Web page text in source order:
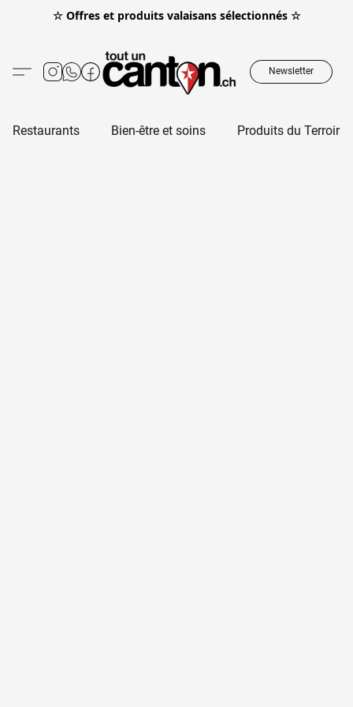
☆ Offres et produits valaisans sélectionnés ☆
Newsletter
Restaurants Bien-être et soins Produits du Terroir